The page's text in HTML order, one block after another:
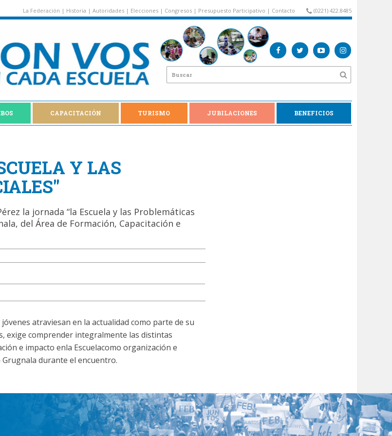
La Federación | Historia | Autoridades| Elecciones| Congresos| Presupuesto Participativo | Contacto (0221) 422.8485
CAPACITACIÓN TURISMO JUBILACIONES BENEFICIOS
Y LAS
la jornada “la Escuela y las Problemáticas
del Área de Formación, Capacitación e
atraviesan en la actualidad como parte de su
exige comprender integralmente las distintas
e impacto enla Escuelacomo organización e
durante el encuentro.